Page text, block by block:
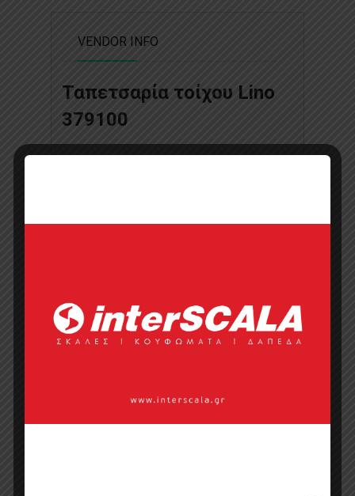
VENDOR INFO
Ταπετσαρία τοίχου Lino
379100
Ιστοσελίδα
Κάντε μια ερώτηση